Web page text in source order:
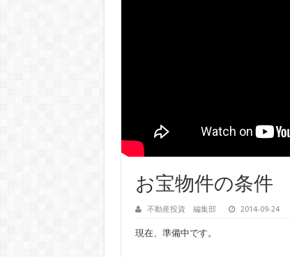
お宝物件の条件
不動産投資 編集部 2014-09-24
現在、準備中です。